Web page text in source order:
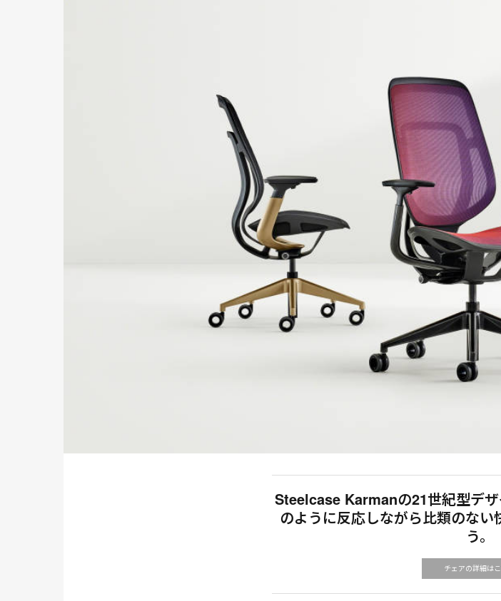
Steelcase Karmanの21世紀型デ
のように反応しながら比類のな
う。
チェアの詳細は